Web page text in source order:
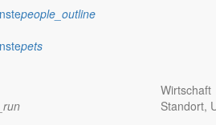
people_outline
pets
Wirtschaft
Standort,